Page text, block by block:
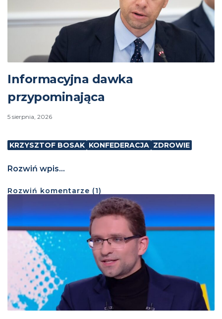
Informacyjna dawka
przypominająca
5 sierpnia, 2026
KRZYSZTOF BOSAK KONFEDERACJA ZDROWIE
Rozwiń wpis...
Rozwiń komentarze (1)